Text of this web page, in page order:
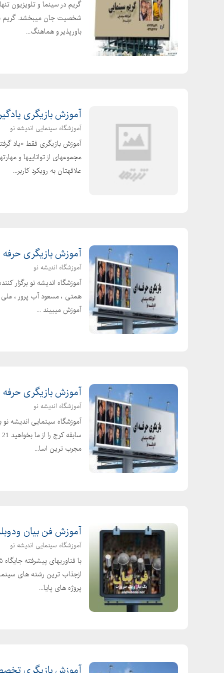
ميکاپ حرفه اي عروس
پير و يا جوان تر کردن چهره
قبل و بعد آرایش
گريم فانتزي ، دلقک ، فضايي
قالب گيري و ساخت ماسک
مقدماتي تا تخصصي
تيپ‌سازي و شخصيت‌پردازي
متعادل سازي و کانتورينگ
آرايش براي عروس
سايه براي عروس
طراحي و هاشور ابرو
طرز کشيدن انواع ابرو و خط چشم
جوان شدن به وسيله ي سايه کاري
ليفتينگ
بافت سبيل يا ريش
ساخت پروتز مو
چهره آرايي و چهره پردازي
نامتعادل سازي براي گريم ترسناک و زشت و گريه
گریم در سینما و تلویزیون
شخصیت جان میبخشد. گریم به
باورپذیر و هماهنگ...
آموزش بازیگری
آموزشگاه سینمایی اندیشه نو
آموزش بازیگری فقط «یاد
مجموعهای از تواناییها و
علاقهتان به رویکرد کاربر...
آموزش بازیگری
آموزشگاه اندیشه نو
آموزشگاه اندیشه نو برگزار
همتی ، مسعود آب پرور ، علی
آموزش میبیند ...
آموزش بازیگری
آموزشگاه اندیشه نو
آموزشگاه سینمایی اندیشه نو
مجرب ترین اسا...
آموزش فن بیان
آموزشگاه سینمایی اندیشه نو
با فناوریهای پیشرفته
ازجذاب ترین رشته های سینما
پروژه های پایا...